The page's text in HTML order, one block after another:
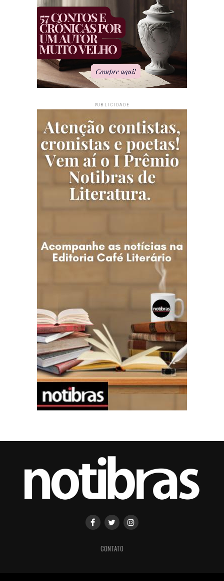
PUBLICIDADE
CONTATO